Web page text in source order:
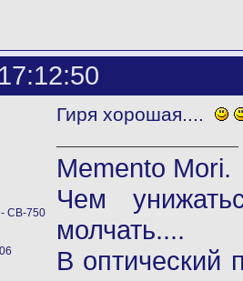
CB-750
Гиря хорошая....
Memento Mori.
Чем
молчать....
В